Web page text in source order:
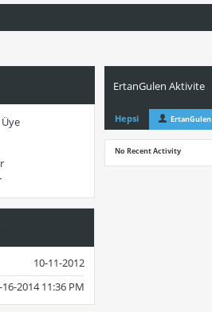
10-11-2012
16-201411:36 PM
ErtanGulen Aktivite
Hepsi ErtanGulen
No Recent Activity